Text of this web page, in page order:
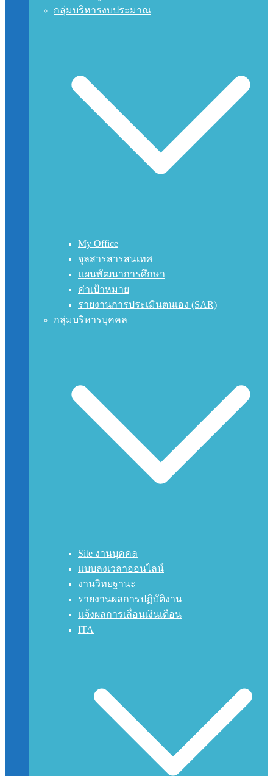
กลุ่มบริหารงบประมาณ
My Office
จุลสารสารสนเทศ
แผนพัฒนาการศึกษา
ค่าเป้าหมาย
รายงานการประเมินตนเอง (SAR)
กลุ่มบริหารบุคคล
Site งานบุคคล
แบบลงเวลาออนไลน์
งานวิทยฐานะ
รายงานผลการปฏิบัติงาน
แจ้งผลการเลื่อนเงินเดือน
ITA